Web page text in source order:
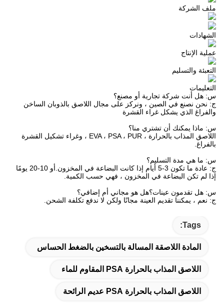
ملف الشركة
الشهادات
عملية الإنتاج
التعبئة والتسليم
التعليمات
س: هل أنت شركة تجارية أو مصنع؟
ج: نحن نصنع في الصين ، ونركز على مجال اللاصق بالذوبان الساخن
والفراغ الذي يشكل غراء القشرة
س: ماذا يمكنك أن تشتري منا؟
اللاصق المذاب بالحرارة ، EVA ، PSA ، PUR ، وغراء تشكيل القشرة
بالفراغ.
س: ما هي مدة التسليم؟
ج: عادة ما تكون 3-5 أيام إذا كانت البضاعة في المخزون.أو 10-20 يومًا
إذا لم تكن البضاعة في المخزون ، فهي حسب الكمية.
س: هل تقدمون عينات؟هل هو مجاني أم إضافي؟
ج: نعم ، يمكننا تقديم العينة مجانًا ولكن لا ندفع تكلفة الشحن.
Tags:
المادة اللاصقة المسالة بالتسخين بالضغط الحساس
اللاصق المذاب بالحرارة PSA المقاوم للماء
اللاصق المذاب بالحرارة PSA عديم الرائحة